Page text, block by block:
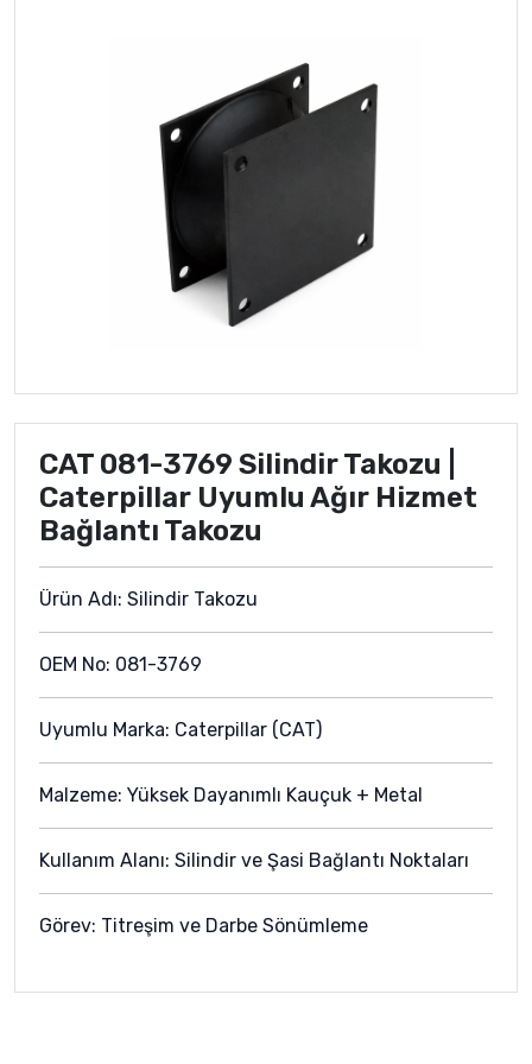
CAT 081-3769 Silindir Takozu |
Caterpillar Uyumlu Ağır Hizmet
Bağlantı Takozu
Ürün Adı: Silindir Takozu
OEM No: 081-3769
Uyumlu Marka: Caterpillar (CAT)
Malzeme: Yüksek Dayanımlı Kauçuk + Metal
Kullanım Alanı: Silindir ve Şasi Bağlantı Noktaları
Görev: Titreşim ve Darbe Sönümleme